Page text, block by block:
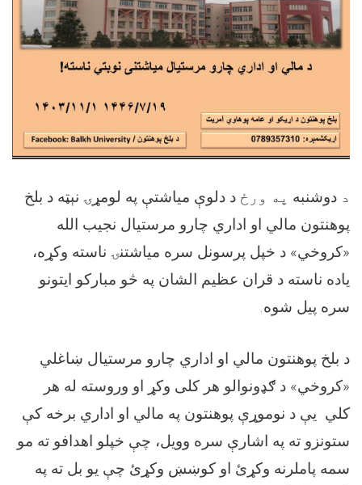
د دوشنبه په ورځ د دلوې مياشتې په لومړۍ نېټه د بلخ
پوهنتون مالي او اداري چارو مرستيال نجيب الله
«کروخي» د خپل پرسونل سره مياشتنۍ ناسته وکړه،
ياده ناسته د قران عظيم الشان په څو مبارکو ايتونو
سره پيل شوه.
د بلخ پوهنتون مالي او اداري چارو مرستيال ښاغلي
«کروخي» د ګډونوالو هر کلی وکړ او وروسته له هر
کلي يې د نوموړې پوهنتون په مالي او اداري برخه کې
ستونزو ته په اشارې سره وويل، چې خپلو اهدافو ته مو
سمه پاملرنه وکړئ او کوښښ وکړئ چې يو بل ته په